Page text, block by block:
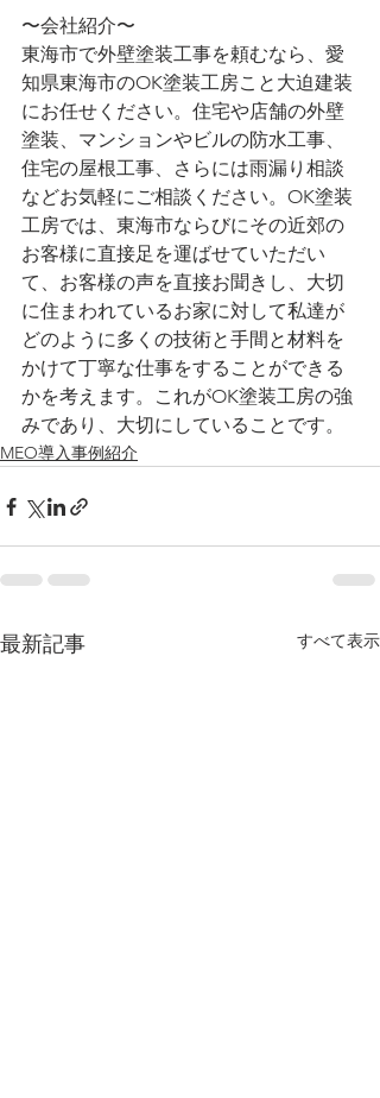
〜会社紹介〜
東海市で外壁塗装工事を頼むなら、愛
知県東海市のOK塗装工房こと大迫建装
にお任せください。住宅や店舗の外壁
塗装、マンションやビルの防水工事、
住宅の屋根工事、さらには雨漏り相談
などお気軽にご相談ください。OK塗装
工房では、東海市ならびにその近郊の
お客様に直接足を運ばせていただい
て、お客様の声を直接お聞きし、大切
に住まわれているお家に対して私達が
どのように多くの技術と手間と材料を
かけて丁寧な仕事をすることができる
かを考えます。これがOK塗装工房の強
みであり、大切にしていることです。
MEO導入事例紹介
最新記事 すべて表示